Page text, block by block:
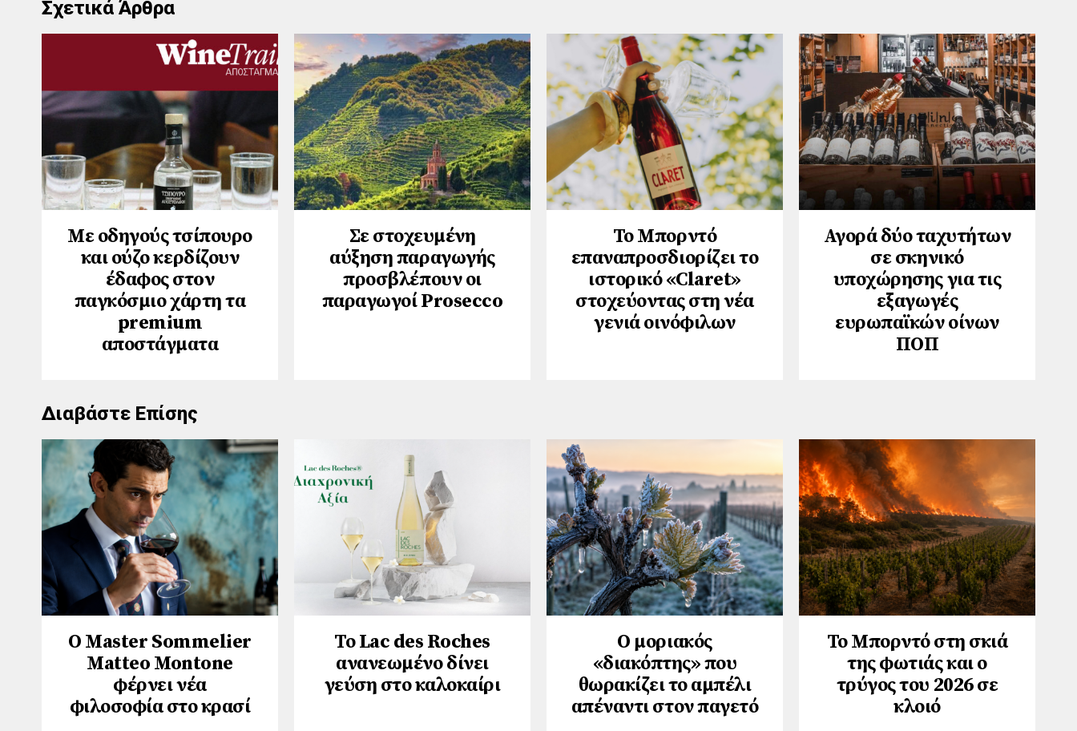
Σχετικά Άρθρα
Με οδηγούς τσίπουρο
και ούζο κερδίζουν
έδαφος στoν
παγκόσμιο χάρτη τα
premium
αποστάγματα
Σε στοχευμένη
αύξηση παραγωγής
προσβλέπουν οι
παραγωγοί Prosecco
Το Μπορντό
επαναπροσδιορίζει το
ιστορικό «Claret»
στοχεύοντας στη νέα
γενιά οινόφιλων
Αγορά δύο ταχυτήτων
σε σκηνικό
υποχώρησης για τις
εξαγωγές
ευρωπαϊκών οίνων
ΠΟΠ
Διαβάστε Επίσης
Ο Master Sommelier
Matteo Montone
φέρνει νέα
φιλοσοφία στο κρασί
Το Lac des Roches
ανανεωμένο δίνει
γεύση στο καλοκαίρι
Ο μοριακός
«διακόπτης» που
θωρακίζει το αμπέλι
απέναντι στον παγετό
Το Μπορντό στη σκιά
της φωτιάς και ο
τρύγος του 2026 σε
κλοιό